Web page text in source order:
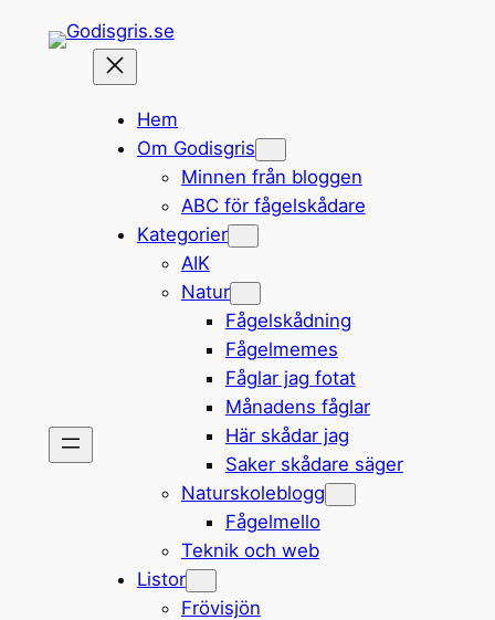
Hem
Om Godisgris
Minnen från bloggen
ABC för fågelskådare
Kategorier
AIK
Natur
Fågelskådning
Fågelmemes
Fåglar jag fotat
Månadens fåglar
Här skådar jag
Saker skådare säger
Naturskoleblogg
Fågelmello
Teknik och web
Listor
Frövisjön